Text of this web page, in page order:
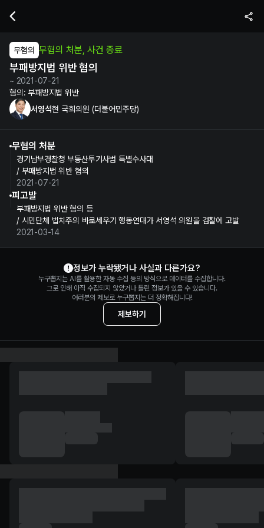
무혐의 무혐의 처분, 사건 종료
부패방지법 위반 혐의
~ 2021-07-21
혐의: 부패방지법 위반
서영석현 국회의원 (더불어민주당)
무혐의 처분
경기남부경찰청 부동산투기사범 특별수사대
/ 부패방지법 위반 혐의
2021-07-21
피고발
부패방지법 위반 혐의 등
/ 시민단체 법치주의 바로세우기 행동연대가 서영석 의원을 검찰에 고발
2021-03-14
정보가 누락됐거나 사실과 다른가요?
누구뽑지는 AI를 활용한 자동 수집 등의 방식으로 데이터를 수집합니다.
그로 인해 아직 수집되지 않았거나 틀린 정보가 있을 수 있습니다.
여러분의 제보로 누구뽑지는 더 정확해집니다!
제보하기